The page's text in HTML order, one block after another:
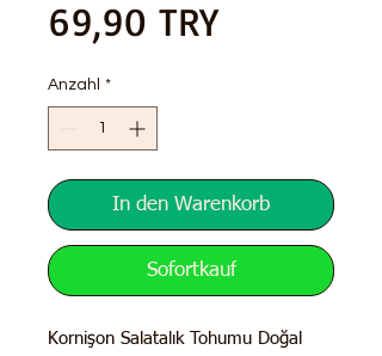
69,90 TRYPreis
Anzahl *
In den Warenkorb
Sofortkauf
Kornişon Salatalık Tohumu Doğal